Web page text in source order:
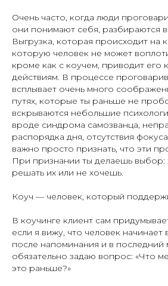
Очень часто, когда люди
они понимают себя, разбираются
Выгрузка, которая происходит на
которую человек не может
кроме как с коучем, приводит
действиям. В процессе
всплывает очень много
путях, которые ты раньше не
вскрываются небольшие
вроде синдрома самозванца,
распорядка дня, отсутствия
важно просто признать, что эти
При признании ты делаешь выбор:
решать их или не хочешь.
Коуч — человек, который
В коучинге клиент сам
если я вижу, что человек начинает
после напоминания и в последний
обязательно задаю вопрос: «Что
это раньше?»